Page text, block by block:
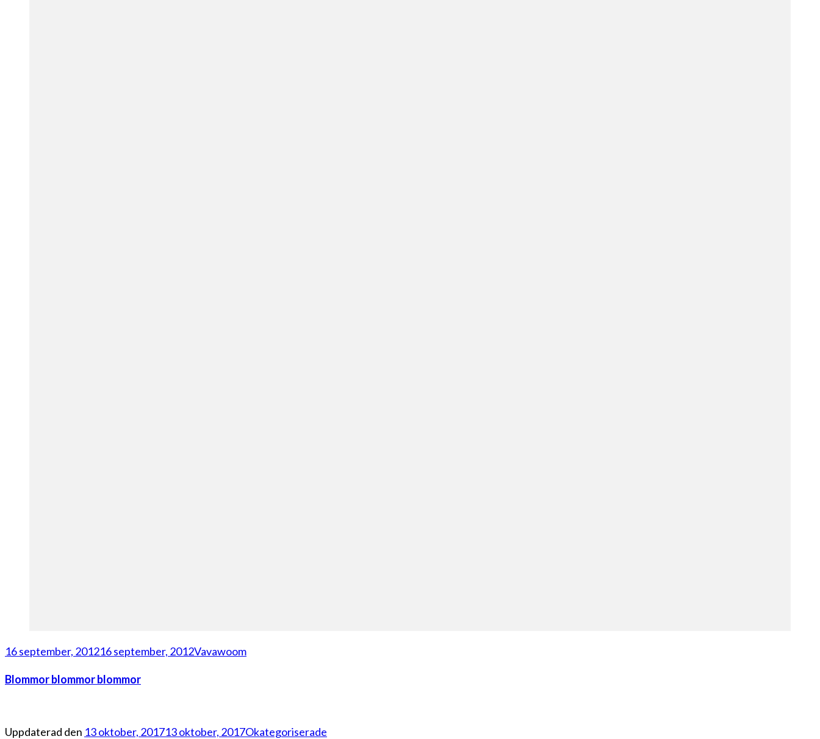
16 september, 201216 september, 2012Vavawoom
Blommor blommor blommor
Uppdaterad den 13 oktober, 201713 oktober, 2017Okategoriserade